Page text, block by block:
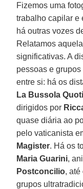
Fizemos uma
trabalho capilar e
há outras vozes
Relatamos
significativas. A
pessoas e
entre si: há os
La Bussola
dirigidos por
quase diária ao
pelo vaticanista
Magister. Há os
Maria Guarini,
Postconcilio, até
grupos